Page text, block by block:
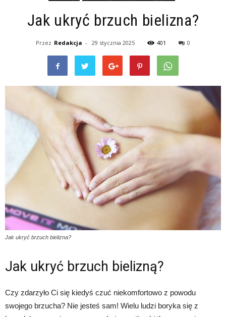
Jak ukryć brzuch bielizna?
Przez Redakcja - 29 stycznia 2025 401 0
Jak ukryć brzuch bielizna?
Jak ukryć brzuch bielizną?
Czy zdarzyło Ci się kiedyś czuć niekomfortowo z powodu
swojego brzucha? Nie jesteś sam! Wielu ludzi boryka się z